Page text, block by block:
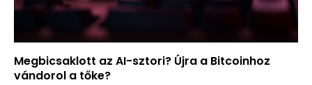
Megbicsaklott az AI-sztori? Újra a Bitcoinhoz
vándorol a tőke?